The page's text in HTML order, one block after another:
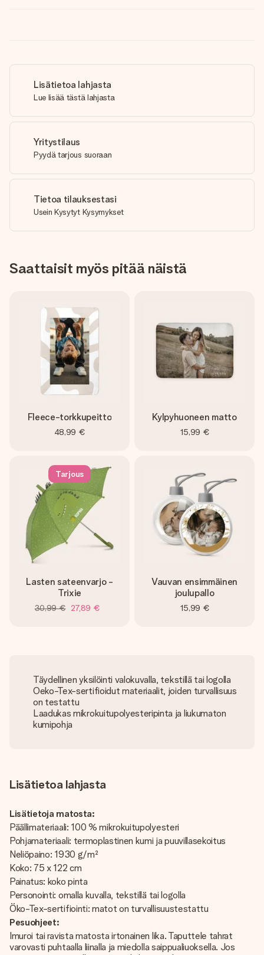
Lisätietoa lahjasta
Lue lisää tästä lahjasta
Yritystilaus
Pyydä tarjous suoraan
Tietoa tilauksestasi
Usein Kysytyt Kysymykset
Saattaisit myös pitää näistä
Fleece-torkkupeitto
48,99 €
Kylpyhuoneen matto
15,99 €
Tarjous
Lasten sateenvarjo -
Trixie
30,99 € 27,89 €
Vauvan ensimmäinen
joulupallo
15,99 €
Täydellinen yksilöinti valokuvalla, tekstillä tai logolla
Oeko-Tex-sertifioidut materiaalit, joiden turvallisuus
on testattu
Laadukas mikrokuitupolyesteripinta ja liukumaton
kumipohja
Lisätietoa lahjasta
Lisätietoja matosta:
Päällimateriaali: 100 % mikrokuitupolyesteri
Pohjamateriaali: termoplastinen kumi ja puuvillasekoitus
Neliöpaino: 1930 g/m²
Koko: 75 x 122 cm
Painatus: koko pinta
Personointi: omalla kuvalla, tekstillä tai logolla
Öko-Tex-sertifiointi: matot on turvallisuustestattu
Pesuohjeet:
Imuroi tai ravista matosta irtonainen lika. Taputtele tahrat
varovasti puhtaalla liinalla ja miedolla saippualiuoksella. Jos